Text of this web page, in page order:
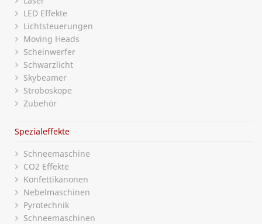
LED Effekte
Lichtsteuerungen
Moving Heads
Scheinwerfer
Schwarzlicht
Skybeamer
Stroboskope
Zubehör
Spezialeffekte
Schneemaschine
CO2 Effekte
Konfettikanonen
Nebelmaschinen
Pyrotechnik
Schneemaschinen